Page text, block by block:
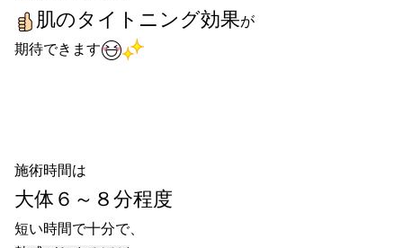
肌のタイトニング効果が
期待できます
施術時間は
大体６～８分程度
短い時間で十分で、